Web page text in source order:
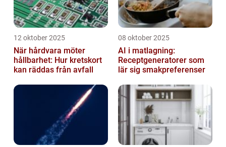
12 oktober 2025
När hårdvara möter
hållbarhet: Hur kretskort
kan räddas från avfall
08 oktober 2025
AI i matlagning:
Receptgeneratorer som
lär sig smakpreferenser